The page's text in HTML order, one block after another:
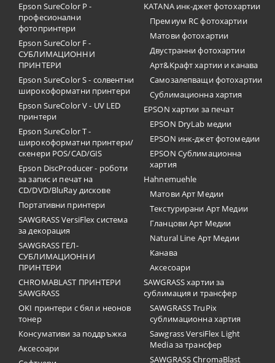
Epson SureColor P -
професионални
фотопринтери
Epson SureColor F -
СУБЛИМАЦИОННИ
ПРИНТЕРИ
Epson SureColor S - солвентни
широкоформатни принтери
Epson SureColor V - UV LED
принтери
Epson SureColor T -
широкоформатни принтери/
скенери POS/CAD/GIS
Epson DiscProducer - роботи
за запис и печат на
CD/DVD/BluRay дискове
Портативни принтери
SAWGRASS VersiFlex система
за декорация
SAWGRASS ГЕЛ-
СУБЛИМАЦИОННИ
ПРИНТЕРИ
CHROMABLAST ПРИНТЕРИ
SAWGRASS
OKI принтери с бял и неонов
тонер
Консумативи за поддръжка
Аксесоари
KATANA инк-джет фотохартии
Премиум RC фотохартии
Матови фотохартии
Двустранни фотохартии
Арт&Крафт хартии и канава
Самозалепващи фотохартии
Сублимационна хартия
EPSON хартии за печат
EPSON DryLab медии
EPSON инк-джет фотомедии
EPSON Сублимационна
хартия
Hahnemuehle
Матови Арт Медии
Текстурирани Арт Медии
Гланцови Арт Медии
Natural Line Арт Медии
Канава
Аксесоари
SAWGRASS хартии за
сублимация и трансфер
SAWGRASS TruPix
сублимационна хартия
Sawgrass VersiFlex Light
Media за трансфер
SAWGRASS ChromaBlast